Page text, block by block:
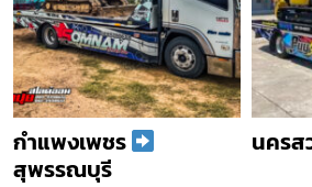
กำแพงเพชร
สุพรรณบุรี
นครส